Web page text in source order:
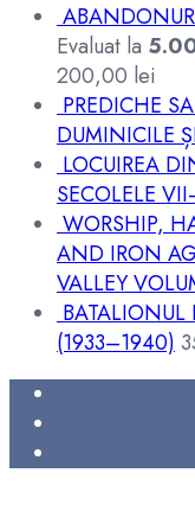
Evaluat la
200,00 lei
PREDICHE
DUMINICILE
LOCUIREA
SECOLELE
WORSHIP,
AND IRON
VALLEY
BATALIONUL
(1933–1940)